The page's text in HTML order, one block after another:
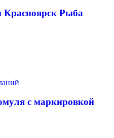
Красноярск Рыба
с маркировкой